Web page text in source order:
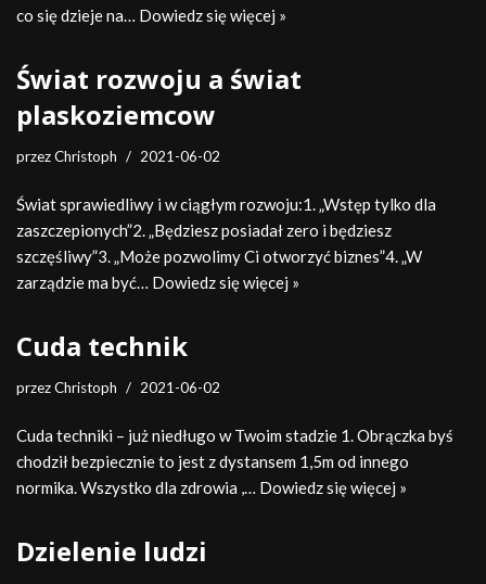
co się dzieje na… Dowiedz się więcej »
Świat rozwoju a świat
plaskoziemcow
przezChristoph 2021-06-02
Świat sprawiedliwy i w ciągłym rozwoju:1. „Wstęp tylko dla
zaszczepionych”2. „Będziesz posiadał zero i będziesz
szczęśliwy”3. „Może pozwolimy Ci otworzyć biznes”4. „W
zarządzie ma być… Dowiedz się więcej »
Cuda technik
przezChristoph 2021-06-02
Cuda techniki – już niedługo w Twoim stadzie 1. Obrączka byś
chodził bezpiecznie to jest z dystansem 1,5m od innego
normika. Wszystko dla zdrowia ,… Dowiedz się więcej »
Dzielenie ludzi